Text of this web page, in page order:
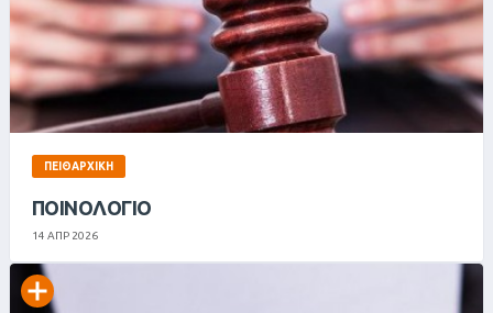
ΠΕΙΘΑΡΧΙΚΉ
ΠΟΙΝΟΛΟΓΙΟ
14 ΑΠΡ 2026